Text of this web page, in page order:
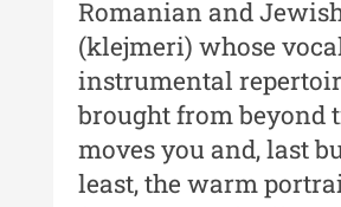
Buletinul Centrului de
Conservare-Restaurare a
Patrimoniului
Buletinul Centrului de
și Conservare-
Romanian and
(klejmeri) whose
instrumental
brought from beyond
moves you and, last
least, the warm